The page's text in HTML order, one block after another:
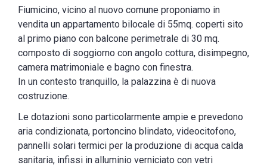
Fiumicino, vicino al nuovo comune proponiamo in
vendita un appartamento bilocale di 55mq. coperti sito
al primo piano con balcone perimetrale di 30 mq.
composto di soggiorno con angolo cottura, disimpegno,
camera matrimoniale e bagno con finestra.
In un contesto tranquillo, la palazzina è di nuova
costruzione.
Le dotazioni sono particolarmente ampie e prevedono
aria condizionata, portoncino blindato, videocitofono,
pannelli solari termici per la produzione di acqua calda
sanitaria, infissi in alluminio verniciato con vetri